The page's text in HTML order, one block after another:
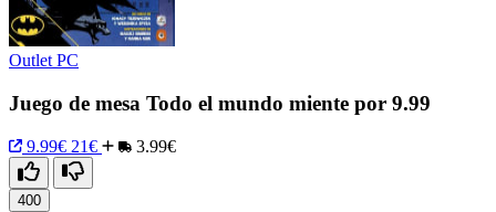
Outlet PC
Juego de mesa Todo el mundo miente por 9.99
9.99€ 21€ 3.99€
400